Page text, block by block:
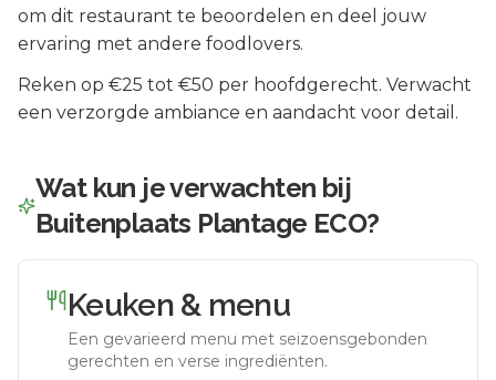
om dit restaurant te beoordelen en deel jouw
ervaring met andere foodlovers.
Reken op €25 tot €50 per hoofdgerecht. Verwacht
een verzorgde ambiance en aandacht voor detail.
Wat kun je verwachten bij
Buitenplaats Plantage ECO?
Keuken & menu
Een gevarieerd menu met seizoensgebonden
gerechten en verse ingrediënten.